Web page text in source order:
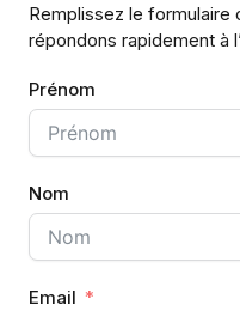
Remplissez le
répondons rapidement à
Prénom
Nom
Email